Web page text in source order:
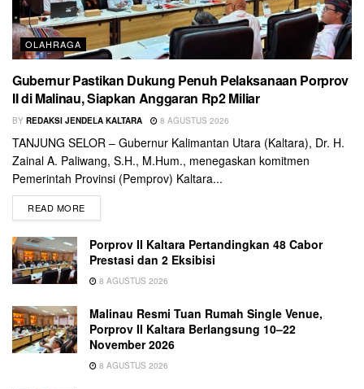
OLAHRAGA
Gubernur Pastikan Dukung Penuh Pelaksanaan Porprov
II di Malinau, Siapkan Anggaran Rp2 Miliar
BY REDAKSI JENDELA KALTARA 8 AGUSTUS 2026
TANJUNG SELOR – Gubernur Kalimantan Utara (Kaltara), Dr. H.
Zainal A. Paliwang, S.H., M.Hum., menegaskan komitmen
Pemerintah Provinsi (Pemprov) Kaltara...
READ MORE
Porprov II Kaltara Pertandingkan 48 Cabor
Prestasi dan 2 Eksibisi
8 AGUSTUS 2026
Malinau Resmi Tuan Rumah Single Venue,
Porprov II Kaltara Berlangsung 10–22
November 2026
8 AGUSTUS 2026